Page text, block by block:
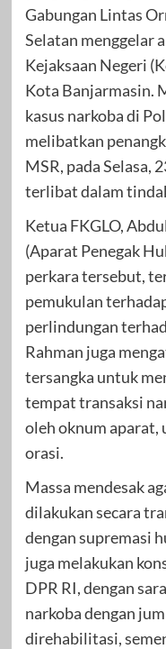
Gabungan Lintas
Selatan menggelar
Kejaksaan Negeri
Kota Banjarmasin.
kasus narkoba di
melibatkan
MSR, pada Selasa,
terlibat dalam
Ketua FKGLO,
(Aparat Penegak
perkara tersebut,
pemukulan
perlindungan
Rahman juga
tersangka untuk
tempat transaksi
oleh oknum aparat,
orasi.
Massa mendesak
dilakukan secara
dengan supremasi
juga melakukan
DPR RI, dengan
narkoba dengan
direhabilitasi,